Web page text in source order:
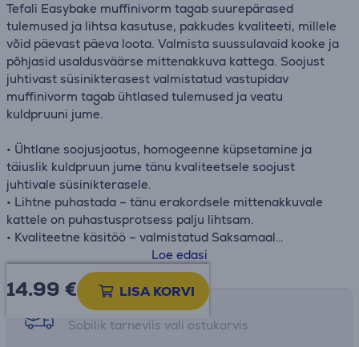
Tefali Easybake muffinivorm tagab suurepärased
tulemused ja lihtsa kasutuse, pakkudes kvaliteeti, millele
võid päevast päeva loota. Valmista suussulavaid kooke ja
põhjasid usaldusväärse mittenakkuva kattega. Soojust
juhtivast süsinikterasest valmistatud vastupidav
muffinivorm tagab ühtlased tulemused ja veatu
kuldpruuni jume.
• Ühtlane soojusjaotus, homogeenne küpsetamine ja
täiuslik kuldpruun jume tänu kvaliteetsele soojust
juhtivale süsinikterasele.
• Lihtne puhastada – tänu erakordsele mittenakkuvale
kattele on puhastusprotsess palju lihtsam.
• Kvaliteetne käsitöö – valmistatud Saksamaal
kompromissitute kvaliteedistandardite järgi.
• Õrn eemaldamine – koge täiuslikku eemaldamist tänu
Tefali kõrgjõudlusega mittenakkuvale kattele, mis
võimaldab kõiki Sinu küpsetusretsepte lihtsalt valmistada
ja küpsetised pannilt muretult eemaldada.
Loe edasi
14.99 € LISA KORVI
Tarne võimalused
Sobilik tarneviis vali ostukorvis